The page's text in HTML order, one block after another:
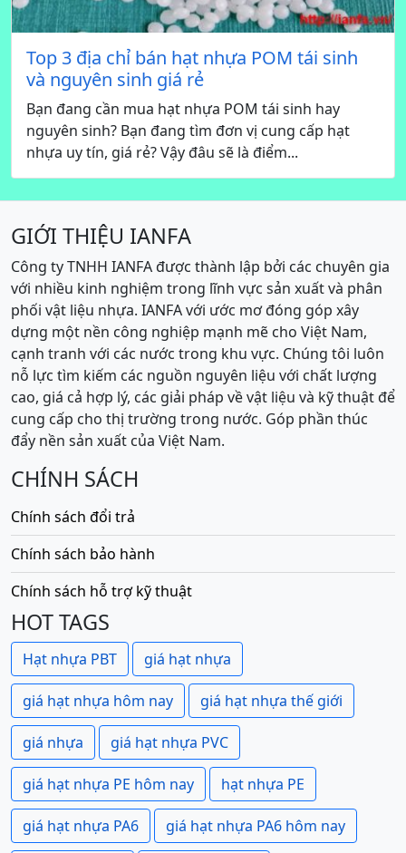
Top 3 địa chỉ bán hạt nhựa POM tái sinh
và nguyên sinh giá rẻ
Bạn đang cần mua hạt nhựa POM tái sinh hay
nguyên sinh? Bạn đang tìm đơn vị cung cấp hạt
nhựa uy tín, giá rẻ? Vậy đâu sẽ là điểm...
GIỚI THIỆU IANFA
Công ty TNHH IANFA được thành lập bởi các chuyên gia
với nhiều kinh nghiệm trong lĩnh vực sản xuất và phân
phối vật liệu nhựa. IANFA với ước mơ đóng góp xây
dựng một nền công nghiệp mạnh mẽ cho Việt Nam,
cạnh tranh với các nước trong khu vực. Chúng tôi luôn
nỗ lực tìm kiếm các nguồn nguyên liệu với chất lượng
cao, giá cả hợp lý, các giải pháp về vật liệu và kỹ thuật để
cung cấp cho thị trường trong nước. Góp phần thúc
đẩy nền sản xuất của Việt Nam.
CHÍNH SÁCH
Chính sách đổi trả
Chính sách bảo hành
Chính sách hỗ trợ kỹ thuật
HOT TAGS
Hạt nhựa PBT giá hạt nhựa
giá hạt nhựa hôm nay giá hạt nhựa thế giới
giá nhựa giá hạt nhựa PVC
giá hạt nhựa PE hôm nay hạt nhựa PE
giá hạt nhựa PA6 giá hạt nhựa PA6 hôm nay